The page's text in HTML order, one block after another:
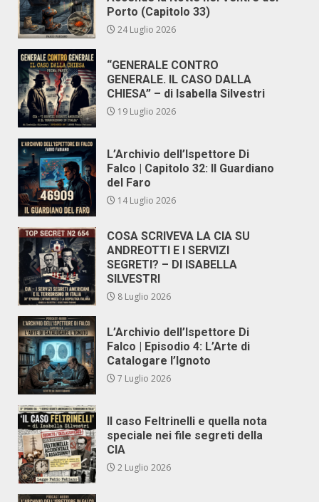
Porto (Capitolo 33)
24 Luglio 2026
“GENERALE CONTRO
GENERALE. IL CASO DALLA
CHIESA” – di Isabella Silvestri
19 Luglio 2026
L’Archivio dell’Ispettore Di
Falco | Capitolo 32: Il Guardiano
del Faro
14 Luglio 2026
COSA SCRIVEVA LA CIA SU
ANDREOTTI E I SERVIZI
SEGRETI? – DI ISABELLA
SILVESTRI
8 Luglio 2026
L’Archivio dell’Ispettore Di
Falco | Episodio 4: L’Arte di
Catalogare l’Ignoto
7 Luglio 2026
Il caso Feltrinelli e quella nota
speciale nei file segreti della
CIA
2 Luglio 2026